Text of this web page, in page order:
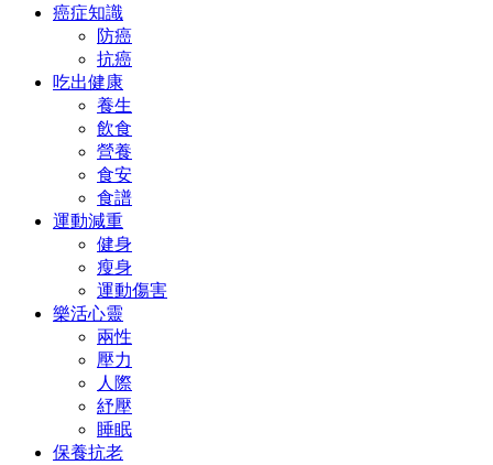
癌症知識
防癌
抗癌
吃出健康
養生
飲食
營養
食安
食譜
運動減重
健身
瘦身
運動傷害
樂活心靈
兩性
壓力
人際
紓壓
睡眠
保養抗老